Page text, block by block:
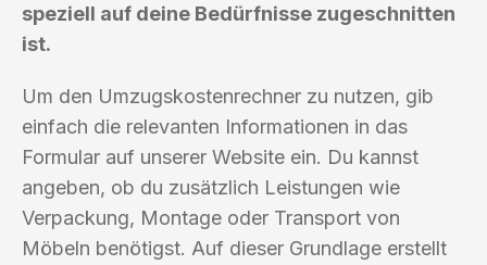
speziell auf deine Bedürfnisse zugeschnitten
ist.
Um den Umzugskostenrechner zu nutzen, gib
einfach die relevanten Informationen in das
Formular auf unserer Website ein. Du kannst
angeben, ob du zusätzlich Leistungen wie
Verpackung, Montage oder Transport von
Möbeln benötigst. Auf dieser Grundlage erstellt